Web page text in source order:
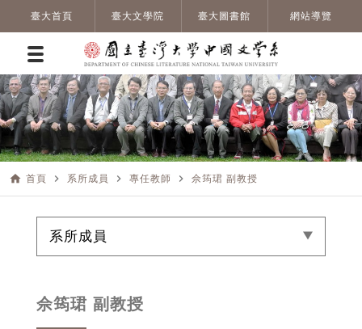
臺大首頁 臺大文學院 臺大圖書館 網站導覽
home 首頁 navigate_next 系所成員 navigate_next 專任教師 navigate_next 佘筠珺 副教授
系所成員
佘筠珺 副教授